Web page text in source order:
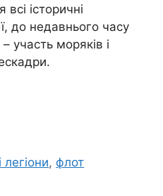
історичні
до недавнього часу
участь моряків і
легіони, флот